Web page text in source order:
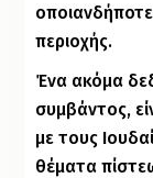
οποιανδήποτε
περιοχής.
Ένα ακόμα
συμβάντος,
με τους
θέματα